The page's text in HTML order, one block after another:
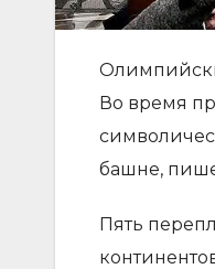
Во время
башне,
Пять